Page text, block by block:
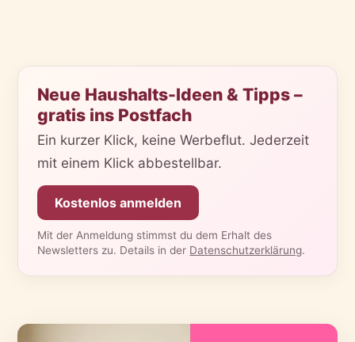
Neue Haushalts-Ideen & Tipps –
gratis ins Postfach
Ein kurzer Klick, keine Werbeflut. Jederzeit
mit einem Klick abbestellbar.
Kostenlos anmelden
Mit der Anmeldung stimmst du dem Erhalt des
Newsletters zu. Details in der Datenschutzerklärung.